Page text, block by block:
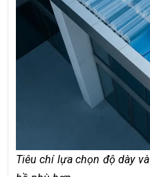
Tiêu chí lựa chọn độ dày